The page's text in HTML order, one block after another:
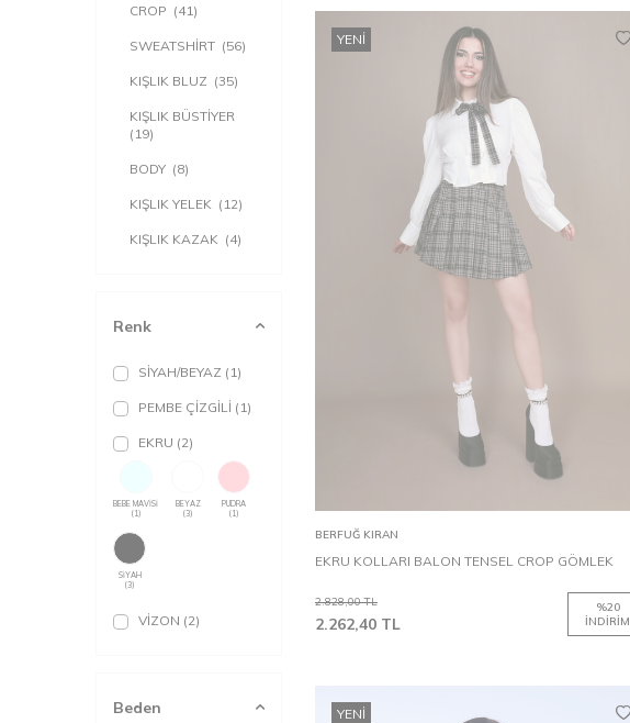
CROP (41)
SWEATSHİRT (56)
KIŞLIK BLUZ (35)
KIŞLIK BÜSTİYER
(19)
BODY (8)
KIŞLIK YELEK (12)
KIŞLIK KAZAK (4)
Renk
SİYAH/BEYAZ (1)
PEMBE ÇİZGİLİ (1)
EKRU (2)
BEBE MAVİSİ
(1)
BEYAZ
(3)
PUDRA
(1)
SİYAH
(3)
VİZON (2)
Beden
YENI
L
Sepete Ekle
BERFUĞ KIRAN
EKRU KOLLARI BALON TENSEL CROP GÖMLEK
2.828,00TL
2.262,40 TL
%20
İNDIRIM
YENI